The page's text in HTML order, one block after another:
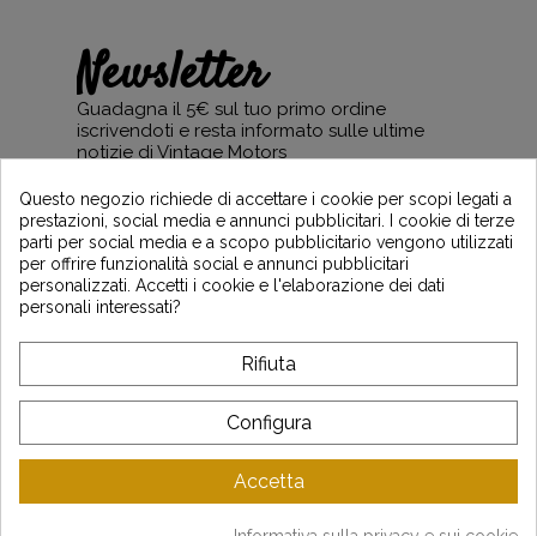
Newsletter
Guadagna il 5€ sul tuo primo ordine
iscrivendoti e resta informato sulle ultime
notizie di Vintage Motors
*Dès 99€ d'achat. En vous abonnant à notre newsletter, vous reconnaissez avoir pris
connaissance de notre politique de gestion des données personnelles et vous
l'acceptez.
SERVIZIO CLIENTI
LATEST NEWS
Questo negozio richiede di accettare i cookie per scopi legati a
prestazioni, social media e annunci pubblicitari. I cookie di terze
parti per social media e a scopo pubblicitario vengono utilizzati
per offrire funzionalità social e annunci pubblicitari
personalizzati. Accetti i cookie e l'elaborazione dei dati
personali interessati?
Rifiuta
Configura
Accetta